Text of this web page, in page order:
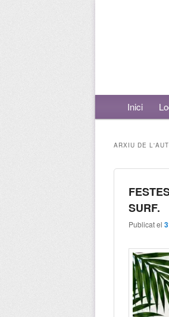
Menú principalAneu al
Aneu al
Inici
ARXIU DE
SURF.
Publicat el